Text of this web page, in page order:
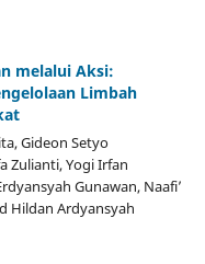
melalui Aksi:
Limbah
Gideon Setyo
Zulianti, Yogi Irfan
Gunawan, Naafi’
Hildan Ardyansyah